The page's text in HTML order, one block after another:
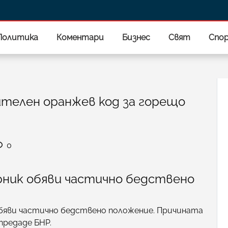
Коментари Бизнес Свят
оранжев код за горещо
0
обяви частично бедствено
частично бедствено положение. Причината
БНР.